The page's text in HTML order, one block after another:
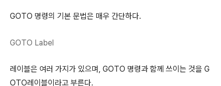
GOTO 명령의 기본 문법은 매우 간단하다.
GOTO Label
레이블은 여러 가지가 있으며, GOTO 명령과 함께 쓰이는 것을 G
OTO레이블이라고 부른다.